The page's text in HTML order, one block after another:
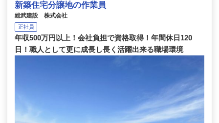
新築住宅分譲地の作業員
総武建設 株式会社
正社員
年収500万円以上！会社負担で資格取得！年間休日120
日！職人として更に成長し長く活躍出来る職場環境